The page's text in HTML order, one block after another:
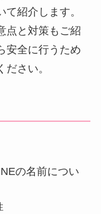
紹介します。
点と対策もご紹
安全に行うため
さい。
の名前につい